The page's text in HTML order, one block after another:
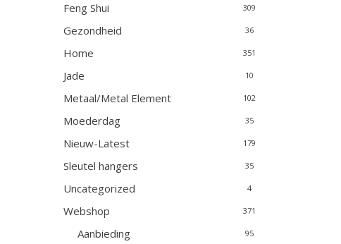
Feng Shui 309
Gezondheid 36
Home 351
Jade 10
Metaal/Metal Element 102
Moederdag 35
Nieuw-Latest 179
Sleutel hangers 35
Uncategorized 4
Webshop 371
Aanbieding 95